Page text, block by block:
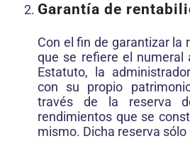
Garantía de
Con el fin de garantizar la
que se refiere el numeral
Estatuto, la
con su propio
través de la reserva
rendimientos que se
mismo. Dicha reserva